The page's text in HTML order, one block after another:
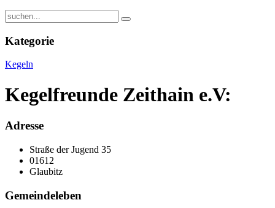
Kategorie
Kegeln
Kegelfreunde Zeithain e.V:
Adresse
Straße der Jugend 35
01612
Glaubitz
Gemeindeleben